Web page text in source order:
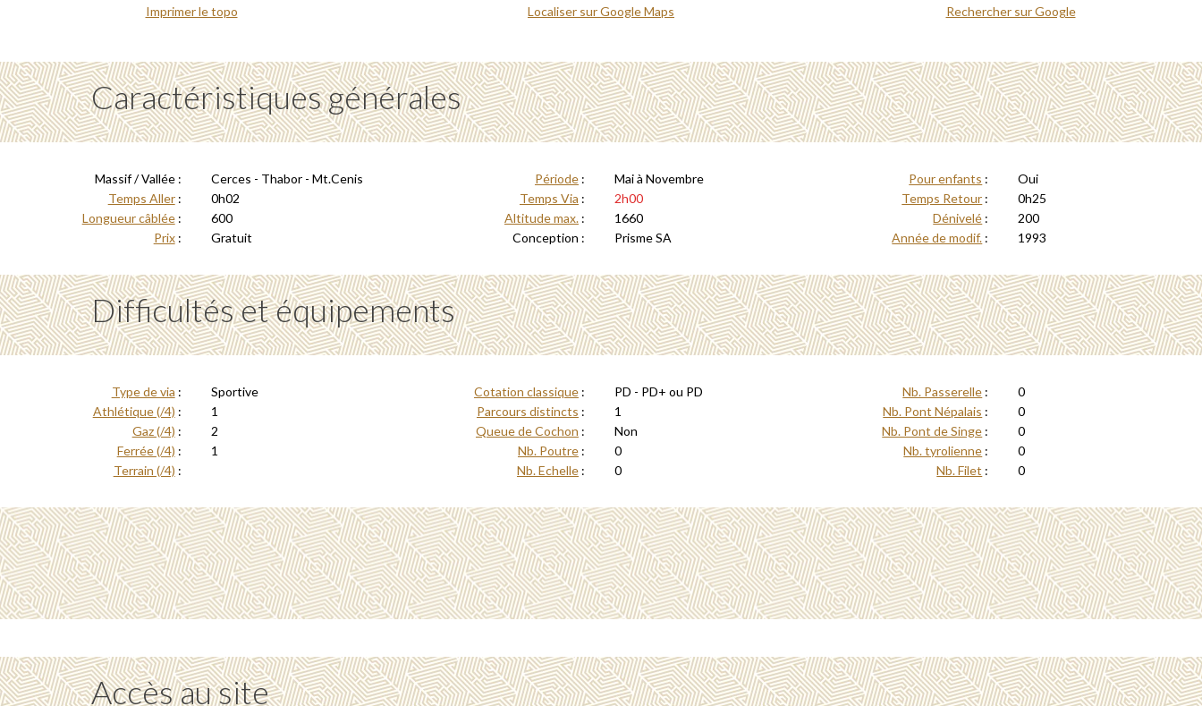
Imprimer le topo Localiser sur Google Maps Rechercher sur Google
Caractéristiques générales
Massif / Vallée : Cerces - Thabor - Mt.Cenis Période: Mai à Novembre Pour enfants :
Oui
Temps Aller: 0h02 Temps Via : 2h00 Temps Retour :
0h25
Longueur câblée: 600 Altitude max.: 1660 Dénivelé :
200
Prix: Gratuit Conception : Prisme SA Année de modif. : 1993
Difficultés et équipements
Type de via : Sportive Cotation classique: PD - PD+ ou PD Nb. Passerelle :
0
Athlétique (/4) : 1 Parcours distincts : 1 Nb. Pont Népalais :
0
Gaz (/4) : 2 Queue de Cochon : Non Nb. Pont de Singe :
0
Ferrée (/4) : 1 Nb. Poutre: 0 Nb. tyrolienne :
0
Terrain (/4) : Nb. Echelle: 0 Nb. Filet : 0
Accès au site